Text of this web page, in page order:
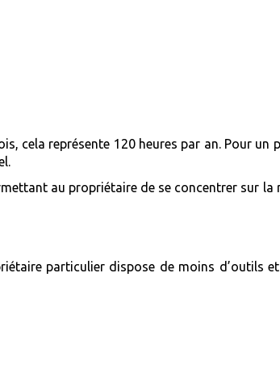
cela représente 120 heures par an. Pour un
au propriétaire de se concentrer sur la
particulier dispose de moins d’outils et